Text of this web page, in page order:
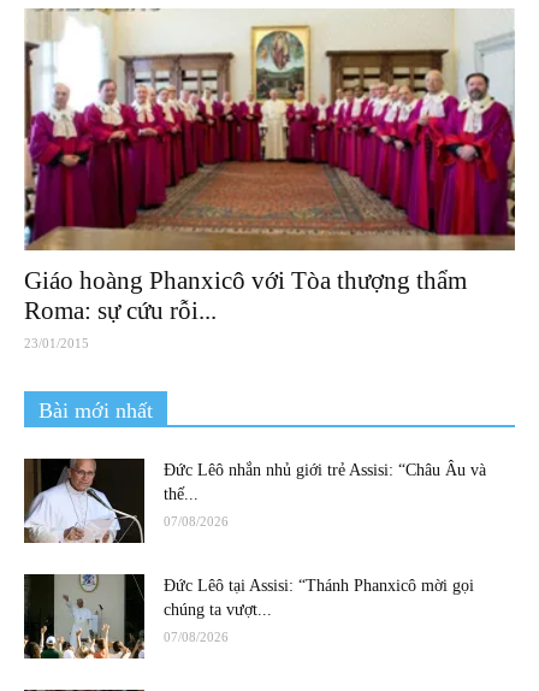
Giáo hoàng Phanxicô với Tòa thượng thẩm
Roma: sự cứu rỗi...
23/01/2015
Bài mới nhất
Đức Lêô nhắn nhủ giới trẻ Assisi: “Châu Âu và
thế...
07/08/2026
Đức Lêô tại Assisi: “Thánh Phanxicô mời gọi
chúng ta vượt...
07/08/2026